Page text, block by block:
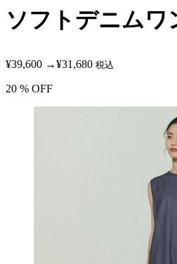
ソフトデニムワ
¥39,600 →¥31,680 税込
20 % OFF